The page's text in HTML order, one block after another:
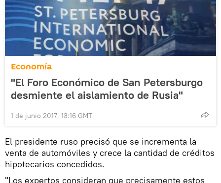
Economía
"El Foro Económico de San Petersburgo
desmiente el aislamiento de Rusia"
1 de junio 2017, 13:16 GMT
El presidente ruso precisó que se incrementa la
venta de automóviles y crece la cantidad de créditos
hipotecarios concedidos.
"Los expertos consideran que precisamente estos